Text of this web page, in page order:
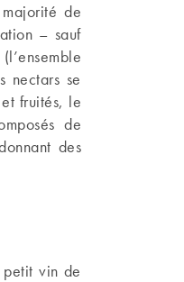
de
– sauf
nectars se
fruités, le
de
des
vin de